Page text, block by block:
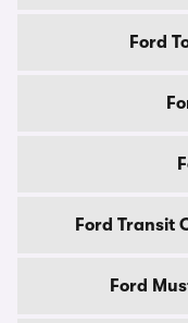
Ford
Ford Transit
Ford